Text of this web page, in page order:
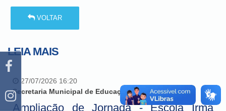
VOLTAR
LEIA MAIS
27/07/2026 16:20
Secretaria Municipal de Educação, Cultura e Esporte
Ampliação de Jornada - Escola Irmã